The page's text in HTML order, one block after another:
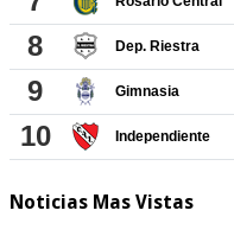
Noticias Mas Vistas